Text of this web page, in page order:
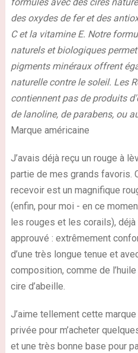
des oxydes de fer et des
C et la vitamine E. Notre
naturels et biologiques
pigments minéraux offrent
naturelle contre le soleil. Les
contiennent pas de produits
de lanoline, de parabens, ou
Marque américaine
J’avais déjà reçu un rouge à
partie de mes grands favoris.
recevoir est un magnifique
(enfin, pour moi - en ce
les rouges et les corails),
approuvé : extrêmement
d’une très longue tenue et
composition, comme de
cire d’abeille.
J’aime tellement cette marque
privée pour m’acheter
et une très bonne base pour